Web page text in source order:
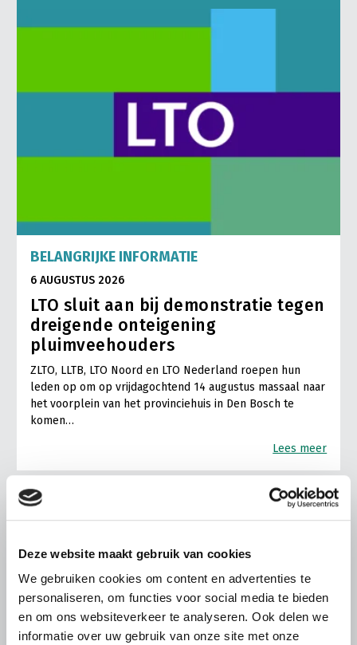
Deze website maakt gebruik van cookies
We gebruiken cookies om content en advertenties te
personaliseren, om functies voor social media te bieden
en om ons websiteverkeer te analyseren. Ook delen we
informatie over uw gebruik van onze site met onze
BELANGRIJKE INFORMATIE
6 AUGUSTUS 2026
LTO sluit aan bij demonstratie tegen
dreigende onteigening
pluimveehouders
ZLTO, LLTB, LTO Noord en LTO Nederland roepen hun
leden op om op vrijdagochtend 14 augustus massaal naar
het voorplein van het provinciehuis in Den Bosch te
komen…
Lees meer